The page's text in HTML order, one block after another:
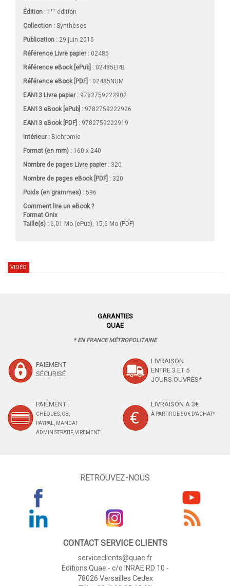
Édition : 1 re édition
Collection : Synthèses
Publication : 29 juin 2015
Référence Livre papier : 02485
Référence eBook [ePub] : 02485EPB
Référence eBook [PDF] : 02485NUM
EAN13 Livre papier : 9782759222902
EAN13 eBook [ePub] : 9782759222926
EAN13 eBook [PDF] : 9782759222919
Intérieur : Bichromie
Format (en mm) : 160 x 240
Nombre de pages Livre papier: 320
Nombre de pages eBook [PDF] : 320
Poids (en grammes) : 596
Comment lire un eBook ?
Format Onix
Taille(s) : 6,01 Mo (ePub), 15,6 Mo (PDF)
VIDÉO
GARANTIES
QUAE
* EN FRANCE MÉTROPOLITAINE
PAIEMENT
SÉCURISÉ
LIVRAISON
ENTRE 3 ET 5
JOURS OUVRÉS*
PAIEMENT :
CHÈQUES, CB,
PAYPAL, MANDAT
ADMINISTRATIF, VIREMENT
LIVRAISON À 3€
À PARTIR DE 50 € D'ACHAT*
RETROUVEZ-NOUS
CONTACT SERVICE CLIENTS
serviceclients@quae.fr
Éditions Quae - c/o INRAE RD 10 -
78026 Versailles Cedex